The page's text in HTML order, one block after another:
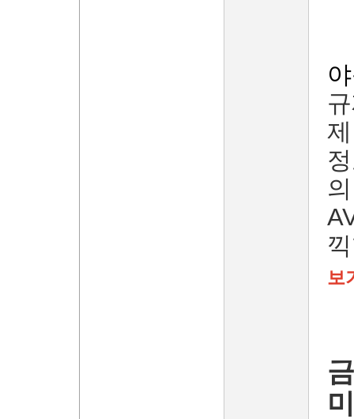
보